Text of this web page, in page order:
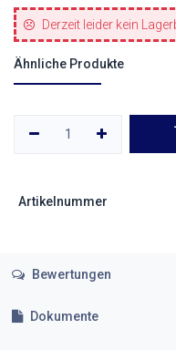
Derzeit leider kein
Ähnliche Produkte
Artikelnummer
Bewertungen
Dokumente